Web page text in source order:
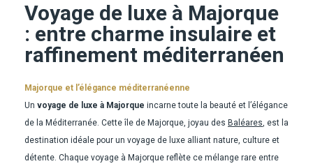
Voyage de luxe à Majorque
: entre charme insulaire et
raffinement méditerranéen
Majorque et l’élégance méditerranéenne
Un voyage de luxe à Majorque incarne toute la beauté et l’élégance
de la Méditerranée. Cette île de Majorque, joyau des Baléares, est la
destination idéale pour un voyage de luxe alliant nature, culture et
détente. Chaque voyage à Majorque reflète ce mélange rare entre